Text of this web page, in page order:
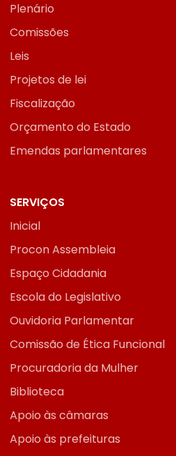
Plenário
Comissões
Leis
Projetos de lei
Fiscalização
Orçamento do Estado
Emendas parlamentares
SERVIÇOS
Inicial
Procon Assembleia
Espaço Cidadania
Escola do Legislativo
Ouvidoria Parlamentar
Comissão de Ética Funcional
Procuradoria da Mulher
Biblioteca
Apoio às câmaras
Apoio às prefeituras